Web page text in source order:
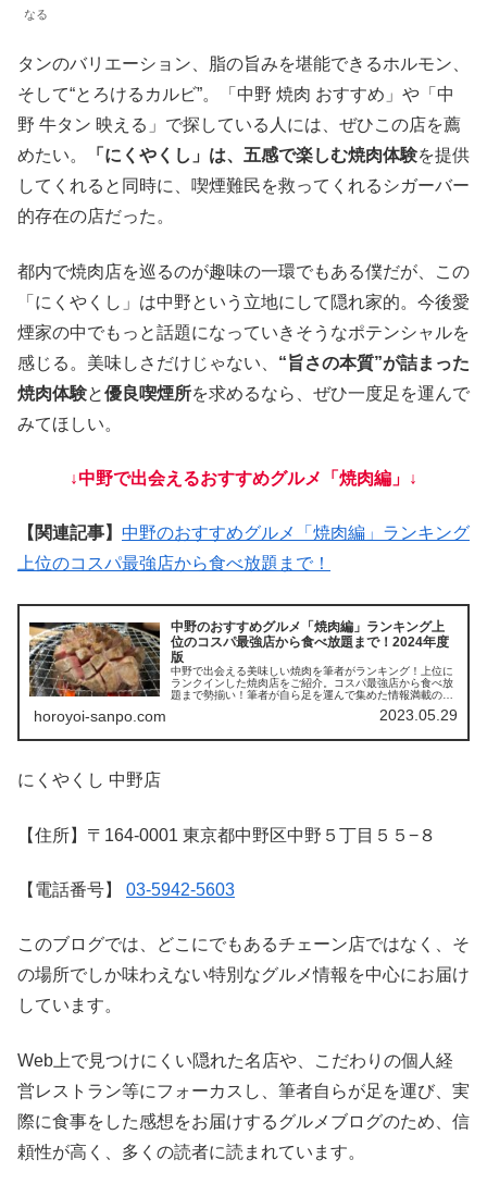
なる
タンのバリエーション、脂の旨みを堪能できるホルモン、
そして“とろけるカルビ”。「中野 焼肉 おすすめ」や「中
野 牛タン 映える」で探している人には、ぜひこの店を薦
めたい。
「にくやくし」は、五感で楽しむ焼肉体験を提供
してくれると同時に、喫煙難民を救ってくれるシガーバー
的存在の店だった。
都内で焼肉店を巡るのが趣味の一環でもある僕だが、この
「にくやくし」は中野という立地にして隠れ家的。今後愛
煙家の中でもっと話題になっていきそうなポテンシャルを
感じる。美味しさだけじゃない、 “旨さの本質”が詰まった
焼肉体験と優良喫煙所を求めるなら、ぜひ一度足を運んで
みてほしい。
↓中野で出会えるおすすめグルメ 「焼肉編」↓
【関連記事】 中野のおすすめグルメ「焼肉編」ランキング
上位のコスパ最強店から食べ放題まで！
中野のおすすめグルメ「焼肉編」ランキング上
位のコスパ最強店から食べ放題まで！2024年度
版
中野で出会える美味しい焼肉を筆者がランキング！上位に
ランクインした焼肉店をご紹介。コスパ最強店から食べ放
題まで勢揃い！筆者が自ら足を運んで集めた情報満載の1
ン。旨味が口の中で弾けるハラミ。中野区民の胃袋を掴ん
の完成！
horoyoi-sanpo.com 2023.05.29
にくやくし 中野店
【住所】〒164-0001 東京都中野区中野５丁目５５−８
【電話番号】 03-5942-5603
このブログでは、どこにでもあるチェーン店ではなく、そ
の場所でしか味わえない特別なグルメ情報を中心にお届け
しています。
Web上で見つけにくい隠れた名店や、こだわりの個人経
営レストラン等にフォーカスし、筆者自らが足を運び、実
際に食事をした感想をお届けするグルメブログのため、信
頼性が高く、多くの読者に読まれています。